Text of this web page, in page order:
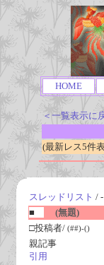
HOME
＜一覧表示に
(最新レス5件
スレッドリスト /
■
(無題)
□投稿者/ (##)-()
親記事
引用